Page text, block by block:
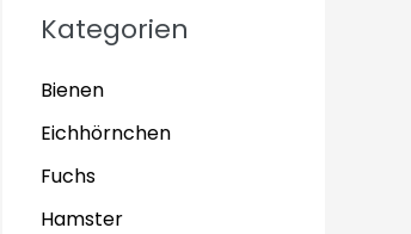
Kategorien
Bienen
Eichhörnchen
Fuchs
Hamster